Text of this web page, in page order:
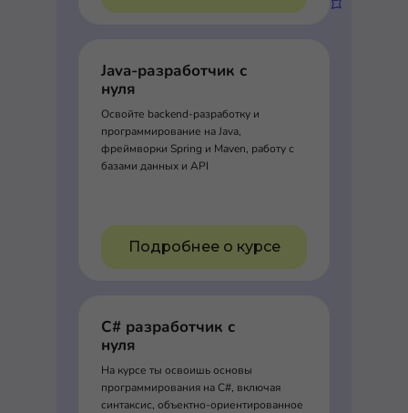
Java-разработчик с
нуля
Освойте backend-разработку и
программирование на Java,
фреймворки Spring и Maven, работу с
базами данных и API
Подробнее о курсе
C# разработчик с
нуля
На курсе ты освоишь основы
программирования на C#, включая
синтаксис, объектно-ориентированное